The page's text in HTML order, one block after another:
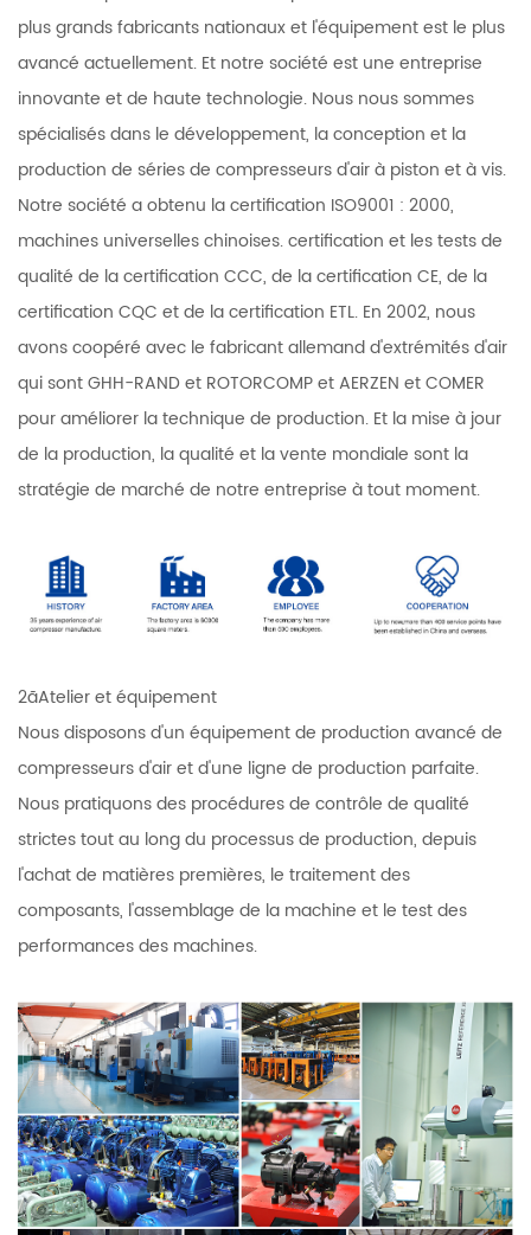
plus grands fabricants nationaux et l'équipement est le plus
avancé actuellement. Et notre société est une entreprise
innovante et de haute technologie. Nous nous sommes
spécialisés dans le développement, la conception et la
production de séries de compresseurs d'air à piston et à vis.
Notre société a obtenu la certification ISO9001 : 2000,
machines universelles chinoises. certification et les tests de
qualité de la certification CCC, de la certification CE, de la
certification CQC et de la certification ETL. En 2002, nous
avons coopéré avec le fabricant allemand d'extrémités d'air
qui sont GHH-RAND et ROTORCOMP et AERZEN et COMER
pour améliorer la technique de production. Et la mise à jour
de la production, la qualité et la vente mondiale sont la
stratégie de marché de notre entreprise à tout moment.
2ãAtelier et équipement
Nous disposons d'un équipement de production avancé de
compresseurs d'air et d'une ligne de production parfaite.
Nous pratiquons des procédures de contrôle de qualité
strictes tout au long du processus de production, depuis
l'achat de matières premières, le traitement des
composants, l'assemblage de la machine et le test des
performances des machines.